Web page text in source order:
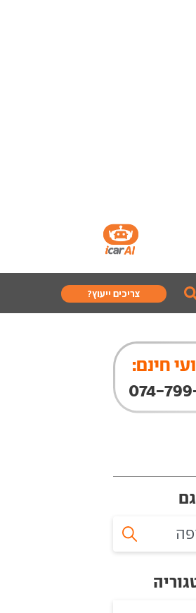
צריכים ייעוץ?
חינם: